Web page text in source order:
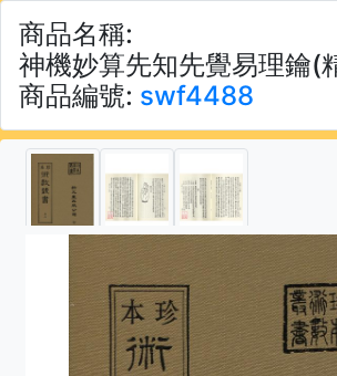
商品名稱:
神機妙算先知先覺易理鑰(
商品編號: swf4488